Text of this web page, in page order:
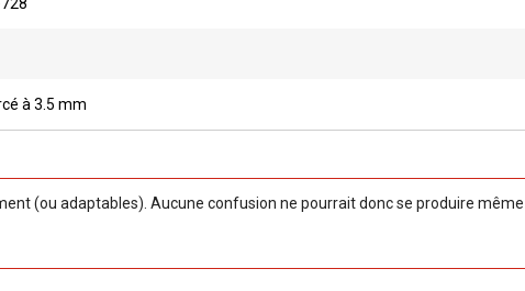
à 3.5 mm
(ou adaptables). Aucune confusion ne pourrait donc se produire